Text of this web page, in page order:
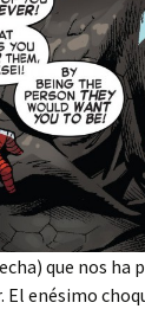
que nos ha
enésimo